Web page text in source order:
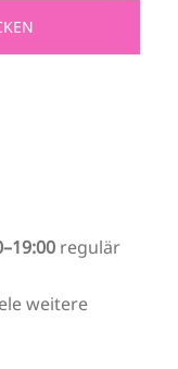
regulär
weitere